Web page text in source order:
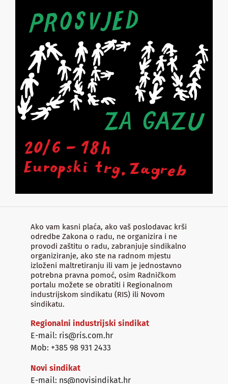
Ako vam kasni plaća, ako vaš poslodavac krši
odredbe Zakona o radu, ne organizira i ne
provodi zaštitu o radu, zabranjuje sindikalno
organiziranje, ako ste na radnom mjestu
izloženi maltretiranju ili vam je jednostavno
potrebna pravna pomoć, osim Radničkom
portalu možete se obratiti i Regionalnom
industrijskom sindikatu (RIS) ili Novom
sindikatu.
Regionalni industrijski sindikat
E-mail: ris@ris.com.hr
Mob: +385 98 931 2433
Novi sindikat
E-mail: ns@novisindikat.hr